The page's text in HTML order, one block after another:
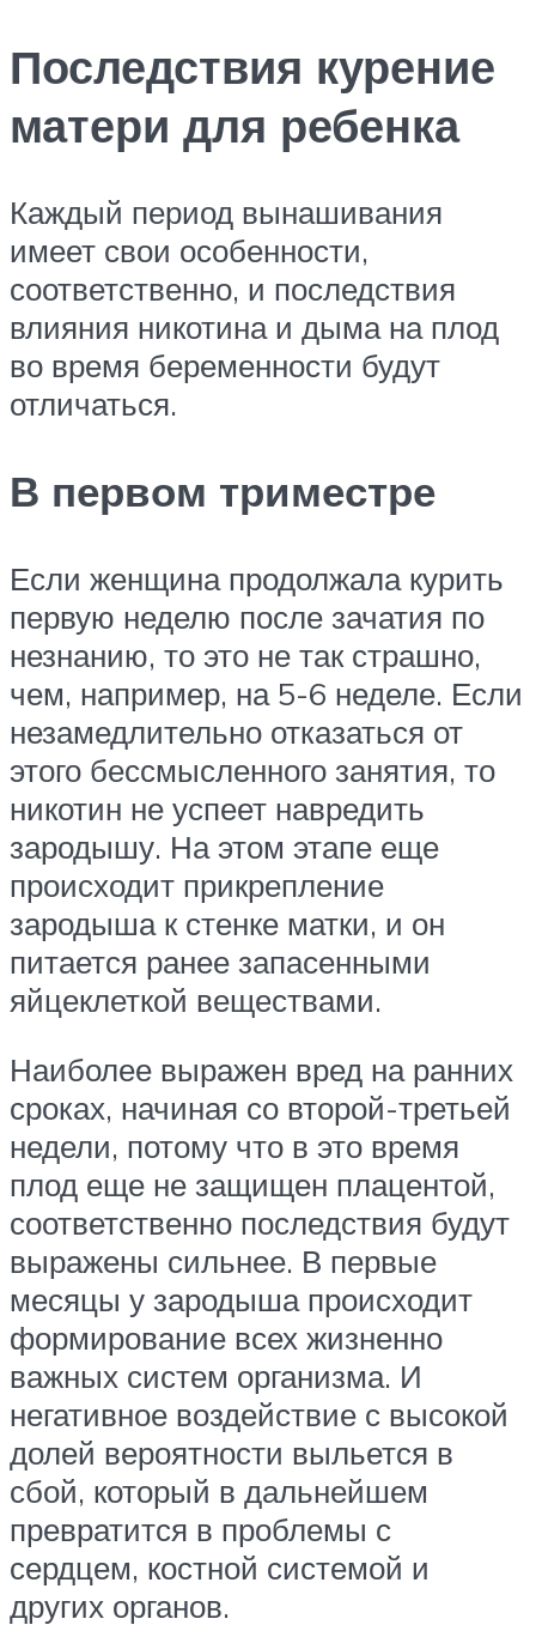
Последствия курение
матери для ребенка
Каждый период вынашивания
имеет свои особенности,
соответственно, и последствия
влияния никотина и дыма на плод
во время беременности будут
отличаться.
В первом триместре
Если женщина продолжала курить
первую неделю после зачатия по
незнанию, то это не так страшно,
чем, например, на 5-6 неделе. Если
незамедлительно отказаться от
этого бессмысленного занятия, то
никотин не успеет навредить
зародышу. На этом этапе еще
происходит прикрепление
зародыша к стенке матки, и он
питается ранее запасенными
яйцеклеткой веществами.
Наиболее выражен вред на ранних
сроках, начиная со второй-третьей
недели, потому что в это время
плод еще не защищен плацентой,
соответственно последствия будут
выражены сильнее. В первые
месяцы у зародыша происходит
формирование всех жизненно
важных систем организма. И
негативное воздействие с высокой
долей вероятности выльется в
сбой, который в дальнейшем
превратится в проблемы с
сердцем, костной системой и
других органов.